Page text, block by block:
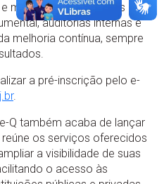
melhoria de processos
auditorias internas e
melhoria contínua, sempre
a pré-inscrição pelo e-
.
Q também acaba de lançar
reúne os serviços oferecidos
a visibilidade de suas
o acesso às